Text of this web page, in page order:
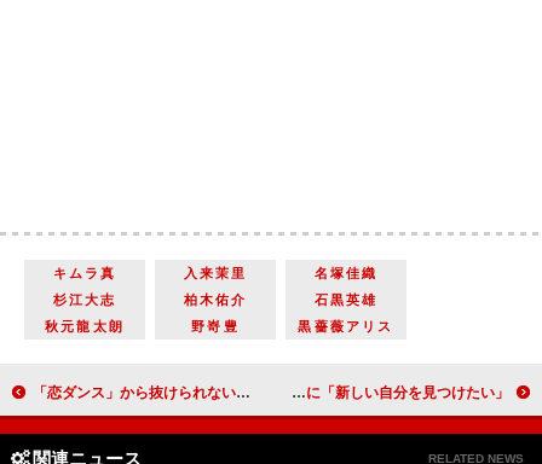
キムラ真 入来茉里
名塚佳織
杉江大志
柏木佑介
石黒英雄
秋元龍太朗
野嵜豊 黒薔薇アリス
「恋ダンス」から抜けられない筧美和子 「ピースの綾部さんにチョコをあげたい」横澤夏子 土屋太鳳、誕生日サプライズ祝福に笑顔 ２２歳の抱負に「新しい自分を見つけたい」
関連ニュース RELATED NEWS